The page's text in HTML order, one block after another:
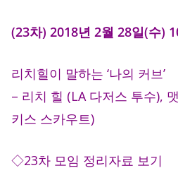
(23차) 2018년 2월 28일(수)
리치힐이 말하는 ‘나의 커브’
– 리치 힐 (LA 다저스 투수),
키스 스카우트)
◇23차 모임 정리자료 보기